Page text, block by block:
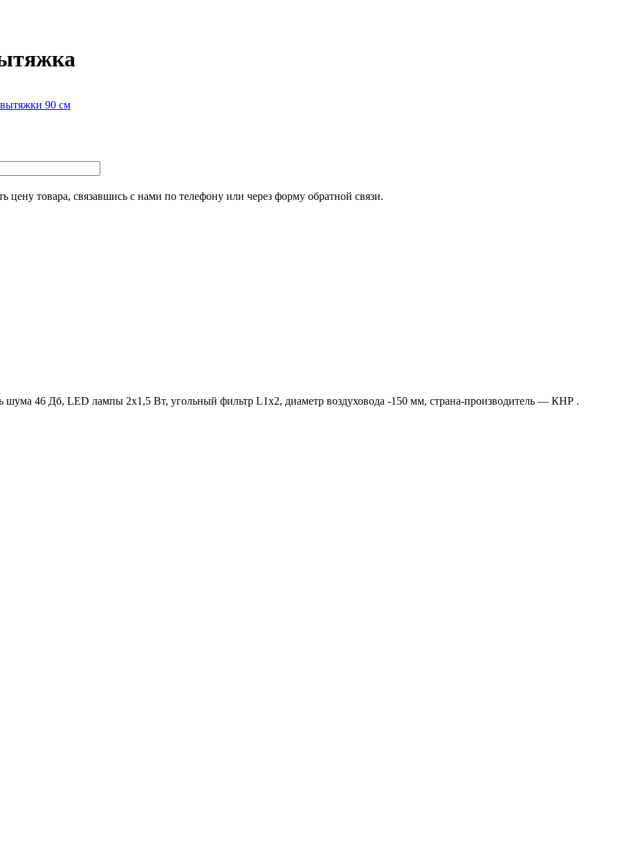
90 см
цену товара, связавшись с нами по телефону или через форму обратной связи.
шума 46 Дб, LED лампы 2х1,5 Вт, угольный фильтр L1x2, диаметр воздуховода -150 мм, страна-производитель — КНР .